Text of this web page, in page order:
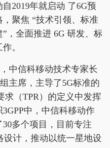
2019年就启动 了6G预
聚焦 “技术引领、标准
，全面推进 6G 研发、标
。
中信科移动技术专家长
主席，主导了5G标准的
求（TPR）的定义中发挥
中，中信科移动作
多个项目，目前专注
设计，推动以统一星地设